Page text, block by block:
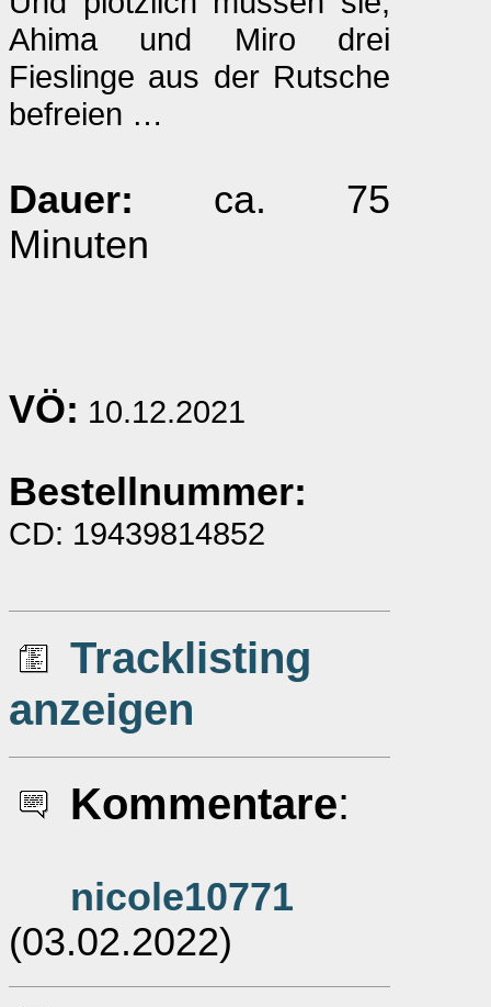
Ahima und Miro drei
Fieslinge aus der Rutsche
befreien …
Dauer: ca. 75
Minuten
VÖ: 10.12.2021
Bestellnummer:
CD: 19439814852
Tracklisting
anzeigen
Kommentare:
nicole10771
(03.02.2022)